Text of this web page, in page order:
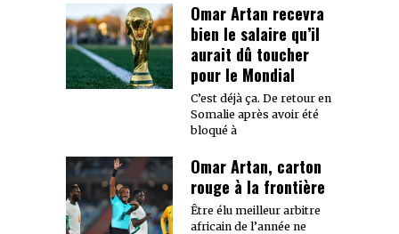
Omar Artan recevra
bien le salaire qu’il
aurait dû toucher
pour le Mondial
C’est déjà ça. De retour en
Somalie après avoir été
bloqué à
Omar Artan, carton
rouge à la frontière
Être élu meilleur arbitre
africain de l’année ne